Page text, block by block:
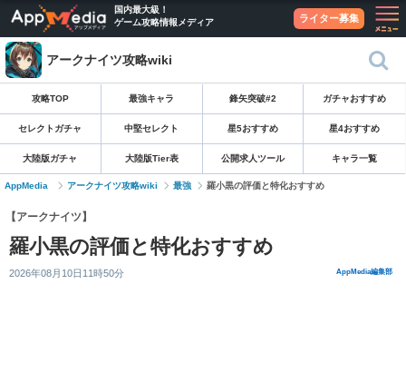
国内最大級！
ゲーム攻略情報メディア
ライター募集
アークナイツ攻略wiki
攻略TOP 最強キャラ 鋒矢突破#2 ガチャおすすめ
セレクトガチャ 中堅セレクト 星5おすすめ 星4おすすめ
大陸版ガチャ 大陸版Tier表 公開求人ツール キャラ一覧
AppMedia アークナイツ攻略wiki 最強 羅小黒の評価と特化おすすめ
【アークナイツ】
羅小黒の評価と特化おすすめ
2026年08月10日11時50分 AppMedia編集部